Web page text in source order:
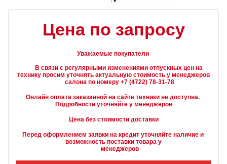
Цена по запросу
Уважаемые покупатели
технику просим уточнять актуальную стоимость у менеджеров
Онлайн оплата заказанной на сайте техники не доступна.
Подробности уточняйте у менеджеров
Цена без стоимости доставки
Перед оформлением заявки на кредит уточняйте наличие и
возможность поставки товара у
        менеджеров